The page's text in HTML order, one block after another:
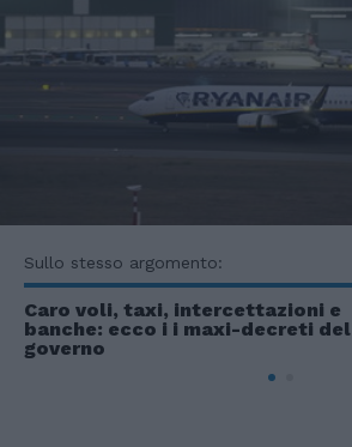
Sullo stesso argomento:
Caro voli, taxi, intercettazioni e
banche: ecco i i maxi-decreti del
governo